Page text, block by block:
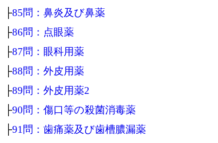
├85問：鼻炎及び鼻薬
├86問：点眼薬
├87問：眼科用薬
├88問：外皮用薬
├89問：外皮用薬2
├90問：傷口等の殺菌消毒薬
├91問：歯痛薬及び歯槽膿漏薬